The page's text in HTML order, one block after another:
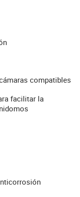
compatibles
facilitar la